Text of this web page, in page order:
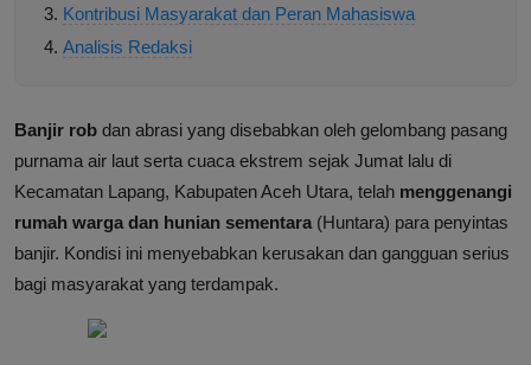
Kontribusi Masyarakat dan Peran Mahasiswa
Analisis Redaksi
Banjir rob dan abrasi yang disebabkan oleh gelombang pasang
purnama air laut serta cuaca ekstrem sejak Jumat lalu di
Kecamatan Lapang, Kabupaten Aceh Utara, telah menggenangi
rumah warga dan hunian sementara (Huntara) para penyintas
banjir. Kondisi ini menyebabkan kerusakan dan gangguan serius
bagi masyarakat yang terdampak.